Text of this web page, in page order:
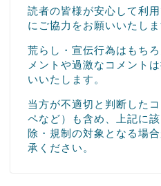
読者の皆様が安心して利
にご協力をお願いいたしま
荒らし・宣伝行為はもち
メントや過激なコメント
いいたします。
当方が不適切と判断した
ペなど）も含め、上記に
除・規制の対象となる場
承ください。